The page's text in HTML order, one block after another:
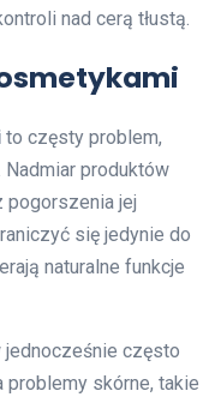
nad cerą tłustą.
to częsty problem,
Nadmiar produktów
pogorszenia jej
się jedynie do
naturalne funkcje
często
problemy skórne, takie